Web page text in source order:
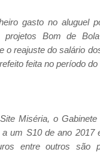
gasto no aluguel
projetos Bom de
o reajuste do salário
feita no período
Miséria, o
um S10 de ano
entre outros são